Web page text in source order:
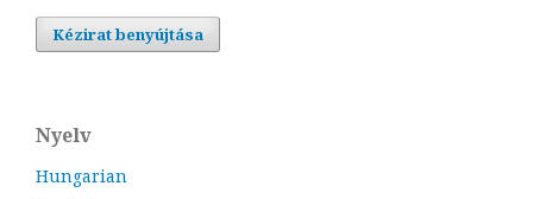
Kézirat benyújtása
Nyelv
Hungarian